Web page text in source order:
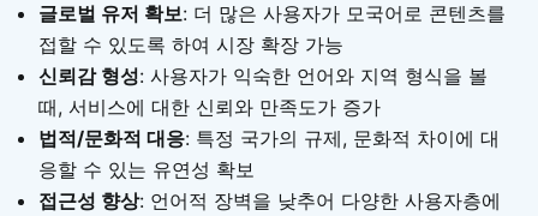
글로벌 유저 확보: 더 많은 사용자가 모국어로 콘텐츠를
접할 수 있도록 하여 시장 확장 가능
신뢰감 형성: 사용자가 익숙한 언어와 지역 형식을 볼
때, 서비스에 대한 신뢰와 만족도가 증가
법적/문화적 대응: 특정 국가의 규제, 문화적 차이에 대
응할 수 있는 유연성 확보
접근성 향상: 언어적 장벽을 낮추어 다양한 사용자층에